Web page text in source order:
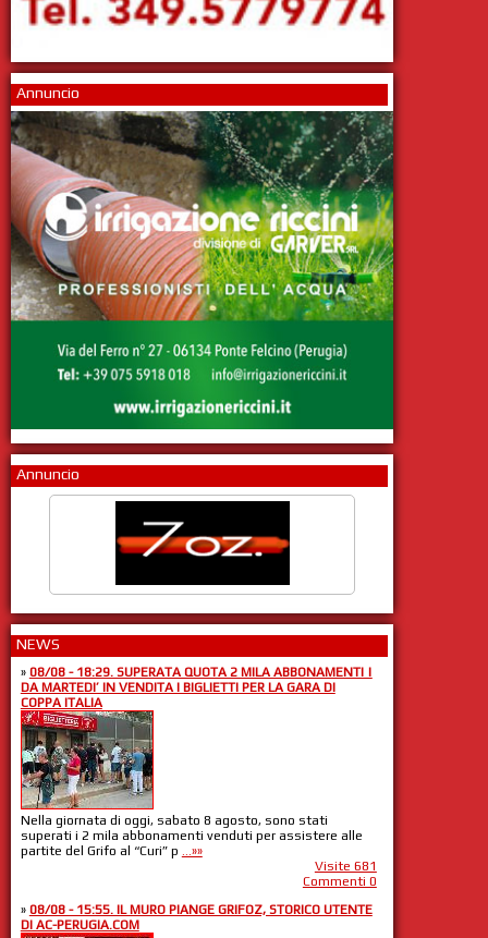
Annuncio
Annuncio
NEWS
» 08/08 - 18:29. SUPERATA QUOTA 2 MILA ABBONAMENTI |
DA MARTEDI’ IN VENDITA I BIGLIETTI PER LA GARA DI
COPPA ITALIA
Nella giornata di oggi, sabato 8 agosto, sono stati
superati i 2 mila abbonamenti venduti per assistere alle
partite del Grifo al “Curi” p ...»»
Visite 681
Commenti 0
» 08/08 - 15:55. IL MURO PIANGE GRIFOZ, STORICO UTENTE
DI AC-PERUGIA.COM